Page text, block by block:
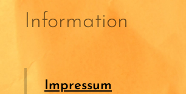
Information
Impressum